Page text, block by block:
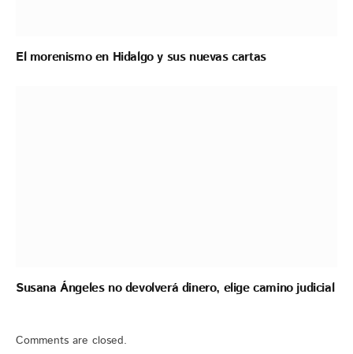
El morenismo en Hidalgo y sus nuevas cartas
Susana Ángeles no devolverá dinero, elige camino judicial
Comments are closed.